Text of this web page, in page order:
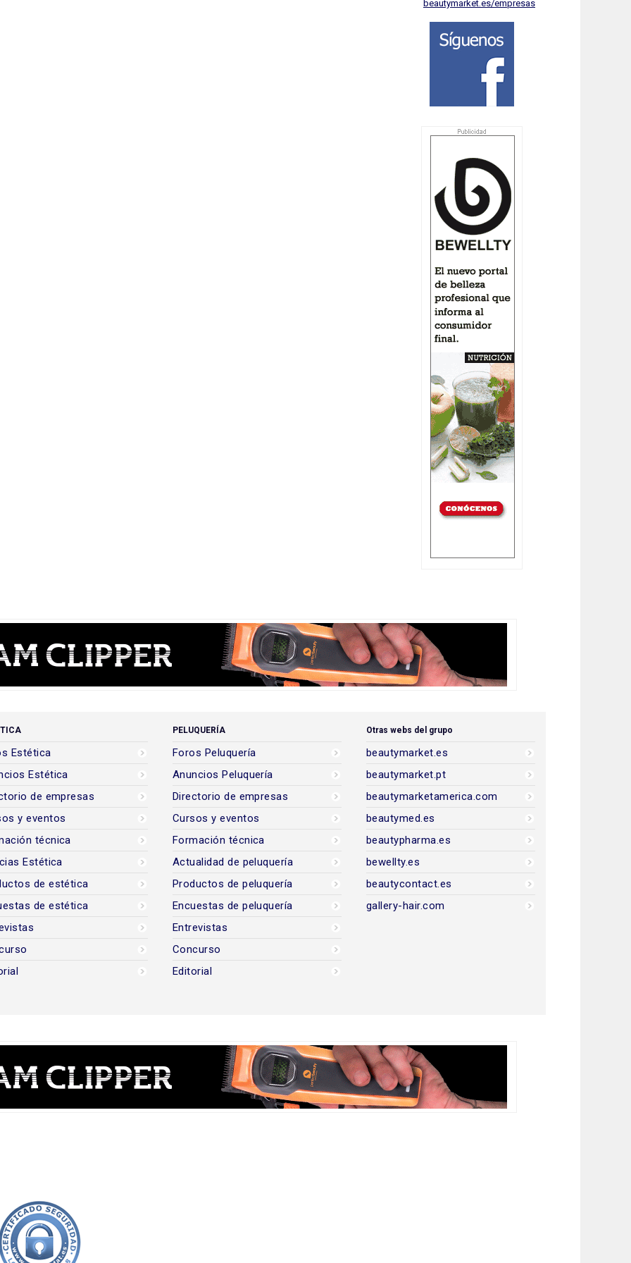
beautymarket.es/empresas
Estética
Estética
de empresas
y eventos
técnica
Estética
de estética
de estética
PELUQUERÍA
Foros Peluquería
Anuncios Peluquería
Directorio de empresas
Cursos y eventos
Formación técnica
Actualidad de peluquería
Productos de peluquería
Encuestas de peluquería
Entrevistas
Concurso
Editorial
Otras webs del grupo
beautymarket.es
beautymarket.pt
beautymarketamerica.com
beautymed.es
beautypharma.es
bewellty.es
beautycontact.es
gallery-hair.com